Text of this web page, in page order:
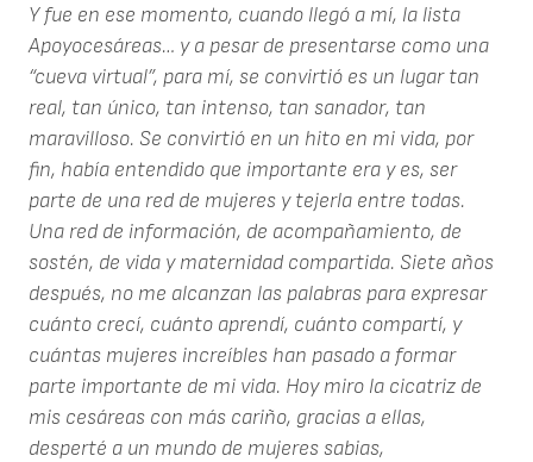
Y fue en ese momento, cuando llegó a mí, la lista
Apoyocesáreas… y a pesar de presentarse como una
“cueva virtual”, para mí, se convirtió es un lugar tan
real, tan único, tan intenso, tan sanador, tan
maravilloso. Se convirtió en un hito en mi vida, por
fin, había entendido que importante era y es, ser
parte de una red de mujeres y tejerla entre todas.
Una red de información, de acompañamiento, de
sostén, de vida y maternidad compartida. Siete años
después, no me alcanzan las palabras para expresar
cuánto crecí, cuánto aprendí, cuánto compartí, y
cuántas mujeres increíbles han pasado a formar
parte importante de mi vida. Hoy miro la cicatriz de
mis cesáreas con más cariño, gracias a ellas,
desperté a un mundo de mujeres sabias,